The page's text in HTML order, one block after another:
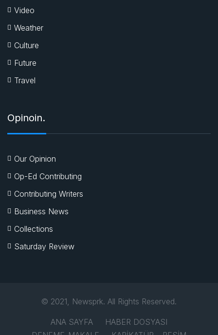
Video
Weather
Culture
Future
Travel
Opinoin.
Our Opinion
Op-Ed Contributing
Contributing Writers
Business News
Collections
Saturday Review
© 2021, Newsprk. All Rights Reserved.
ANA SAYFA
HABER DOSYASI